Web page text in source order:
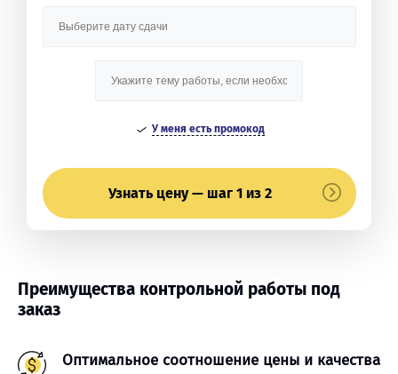
У меня есть промокод
Узнать цену — шаг 1 из 2
Преимущества контрольной работы под
заказ
Оптимальное соотношение цены и качества